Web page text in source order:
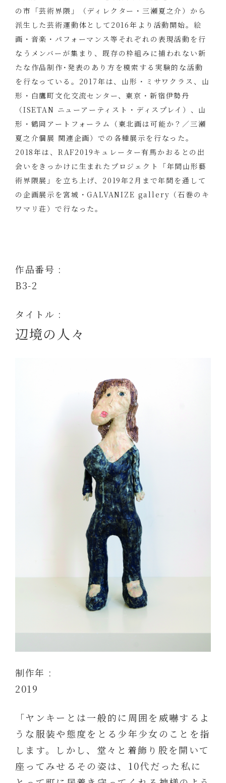
の市「芸術界隈」（ディレクター・三瀬夏之介）から
派生した芸術運動体として2016年より活動開始。絵
画・音楽・パフォーマンス等それぞれの表現活動を行
なうメンバーが集まり、既存の枠組みに捕われない新
たな作品制作･発表のあり方を模索する実験的な活動
を行なっている。2017年は、山形・ミサワクラス、山
形・白鷹町文化交流センター、東京・新宿伊勢丹
（ISETAN ニューアーティスト・ディスプレイ）、山
形・鶴岡アートフォーラム（東北画は可能か？／三瀬
夏之介個展 関連企画）での各種展示を行なった。
2018年は、RAF2019キュレーター有馬かおるとの出
会いをきっかけに生まれたプロジェクト「年間山形藝
術界隈展」を立ち上げ、2019年2月まで年間を通して
の企画展示を宮城・GALVANIZE gallery（石巻のキ
ワマリ荘）で行なった。
作品番号 :
B3-2
タイトル :
辺境の人々
制作年 :
2019
「ヤンキーとは一般的に周囲を威嚇するよ
うな服装や態度をとる少年少女のことを指
します。しかし、堂々と着飾り股を開いて
座ってみせるその姿は、10代だった私に